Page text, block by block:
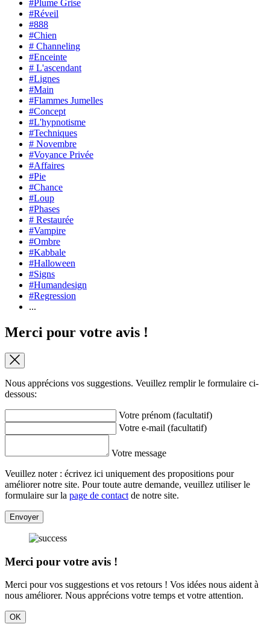
#Plume Grise
#Réveil
#888
#Chien
# Channeling
#Enceinte
# L'ascendant
#Lignes
#Main
#Flammes Jumelles
#Concept
#L'hypnotisme
#Techniques
# Novembre
#Voyance Privée
#Affaires
#Pie
#Chance
#Loup
#Phases
# Restaurée
#Vampire
#Ombre
#Kabbale
#Halloween
#Signs
#Humandesign
#Regression
...
Merci pour votre avis !
Nous apprécions vos suggestions. Veuillez remplir le formulaire ci-
dessous:
Votre prénom (facultatif)
Votre e-mail (facultatif)
Votre message
Veuillez noter : écrivez ici uniquement des propositions pour
améliorer notre site. Pour toute autre demande, veuillez utiliser le
formulaire sur la page de contact de notre site.
Envoyer
Merci pour votre avis !
Merci pour vos suggestions et vos retours ! Vos idées nous aident à
nous améliorer. Nous apprécions votre temps et votre attention.
OK